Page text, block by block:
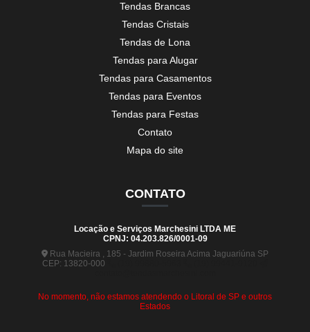
Tendas Brancas
Tendas Cristais
Tendas de Lona
Tendas para Alugar
Tendas para Casamentos
Tendas para Eventos
Tendas para Festas
Contato
Mapa do site
CONTATO
Locação e Serviços Marchesini LTDA ME
CPNJ: 04.203.826/0001-09
Rua Macieira , 185 - Jardim Roseira Acima Jaguariúna SP
CEP: 13820-000
No momento, não estamos atendendo o Litoral de SP e outros
Estados